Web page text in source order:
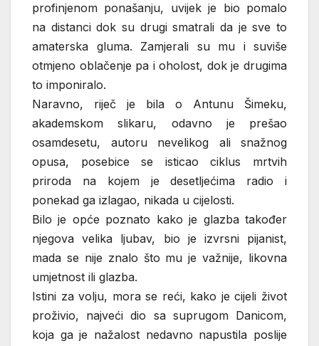
profinjenom ponašanju, uvijek je bio pomalo
na distanci dok su drugi smatrali da je sve to
amaterska gluma. Zamjerali su mu i suviše
otmjeno oblačenje pa i oholost, dok je drugima
to imponiralo.
Naravno, riječ je bila o Antunu Šimeku,
akademskom slikaru, odavno je prešao
osamdesetu, autoru nevelikog ali snažnog
opusa, posebice se isticao ciklus mrtvih
priroda na kojem je desetljećima radio i
ponekad ga izlagao, nikada u cijelosti.
Bilo je opće poznato kako je glazba također
njegova velika ljubav, bio je izvrsni pijanist,
mada se nije znalo što mu je važnije, likovna
umjetnost ili glazba.
Istini za volju, mora se reći, kako je cijeli život
proživio, najveći dio sa suprugom Danicom,
koja ga je nažalost nedavno napustila poslije